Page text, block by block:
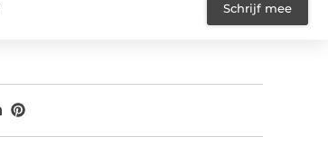
Schrijf mee